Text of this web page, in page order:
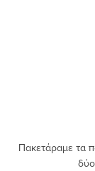
Πακετάραμε τα